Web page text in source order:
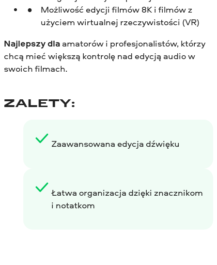
Możliwość edycji filmów 8K i filmów z
użyciem wirtualnej rzeczywistości (VR)
Najlepszy dla amatorów i profesjonalistów, którzy
chcą mieć większą kontrolę nad edycją audio w
swoich filmach.
ZALETY:
Zaawansowana edycja dźwięku
Łatwa organizacja dzięki znacznikom
i notatkom